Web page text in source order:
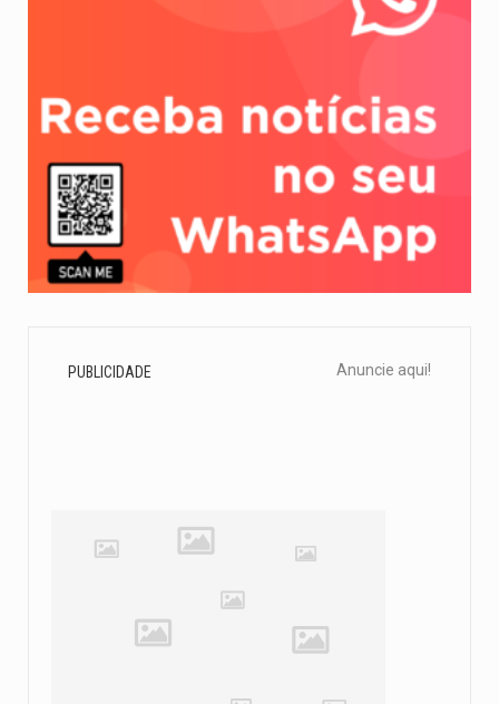
PUBLICIDADE Anuncie aqui!